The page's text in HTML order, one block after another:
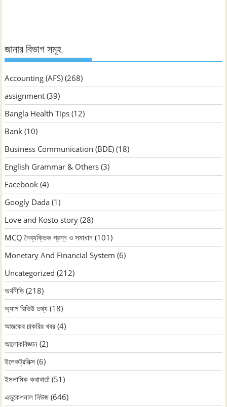
জানার বিভাগ সমূহ
Accounting (AFS) (268)
assignment (39)
Bangla Health Tips (12)
Bank (10)
Business Communication (BDE) (18)
English Grammar & Others (3)
Facebook (4)
Googly Dada (1)
Love and Kosto story (28)
MCQ নৈব্যক্তিক প্রশ্ন ও সমাধান (101)
Monetary And Financial System (6)
Uncategorized (212)
অর্থনীতি(218)
অ্যাপ রিভিউ তথ্য (18)
আজকের চাকরির খবর (4)
আলোকবিজ্ঞান (2)
ইলেকট্রনিক্স (6)
ইসলামিক কথাবার্তা (51)
এডুকেশনাল নিউজ (646)